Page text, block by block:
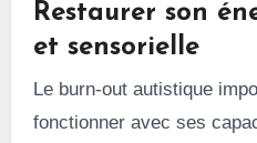
Restaurer son
et sensorielle
Le burn-out autistique
fonctionner avec ses